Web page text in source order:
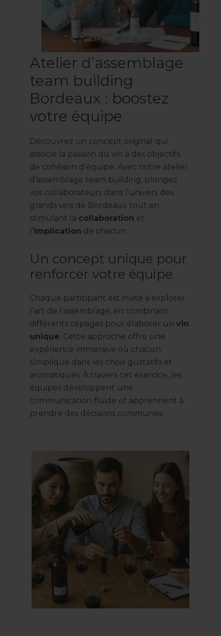
Atelier d’assemblage
team building
Bordeaux : boostez
votre équipe
Découvrez un concept original qui
associe la passion du vin à des objectifs
de cohésion d’équipe. Avec notre atelier
d’assemblage team building, plongez
vos collaborateurs dans l’univers des
grands vins de Bordeaux tout en
stimulant la collaboration et
l’implication de chacun.
Un concept unique pour
renforcer votre équipe
Chaque participant est invité à explorer
l’art de l’assemblage, en combinant
différents cépages pour élaborer un vin
unique. Cette approche offre une
expérience immersive où chacun
s’implique dans les choix gustatifs et
aromatiques. À travers cet exercice, les
équipes développent une
communication fluide et apprennent à
prendre des décisions communes.